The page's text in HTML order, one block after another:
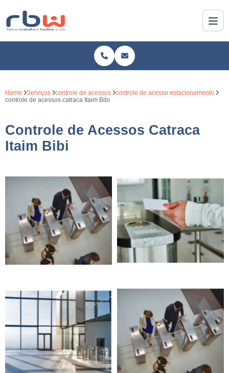
Home Serviços controle de acessos
controle de acesso estacionamento
controle de acessos catraca Itaim Bibi
Controle de Acessos Catraca
Itaim Bibi